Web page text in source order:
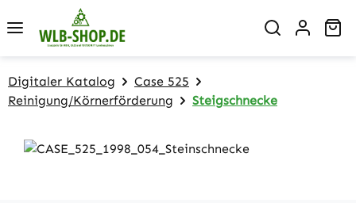
Zum Hauptinhalt springen
Digitaler Katalog
Case 525
Reinigung/Körnerförderung
Steigschnecke